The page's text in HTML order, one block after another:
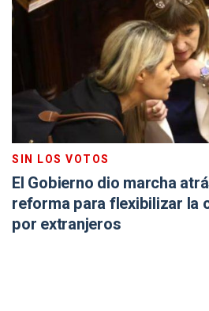
SIN LOS VOTOS
El Gobierno dio marcha
reforma para flexibilizar la
por extranjeros